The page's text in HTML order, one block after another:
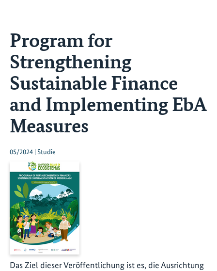
Program for
Strengthening
Sustainable Finance
and Implementing EbA
Measures
05/2024 | Studie
Das Ziel dieser Veröffentlichung ist es, die Ausrichtung